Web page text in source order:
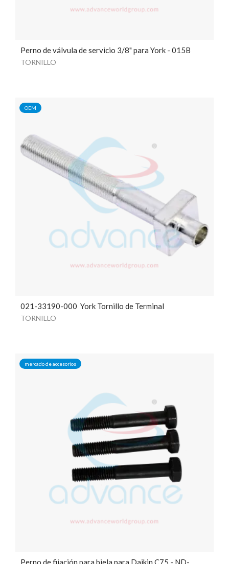
Perno de válvula de servicio 3/8" para York - 015B
TORNILLO
OEM
021-33190-000 York Tornillo de Terminal
TORNILLO
mercado de accesorios
Perno de fijación para biela para Daikin C75 - ND-